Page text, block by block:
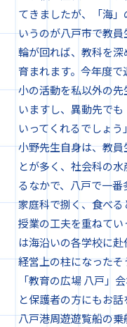
てきましたが、「海
いうのが八戸市で教
輪が回れば、教科を
育まれます。今年度
小の活動を私以外の
いますし、異動先で
いってくれるでしょう」
小野先生自身は、教
とが多く、社会科の
るなかで、八戸で一
家庭科で捌く、食べ
授業の工夫を重ねて
は海沿いの各学校に
経営上の柱になったそ
「教育の広場 八戸」
と保護者の方にもお話
八戸港周遊遊覧船の